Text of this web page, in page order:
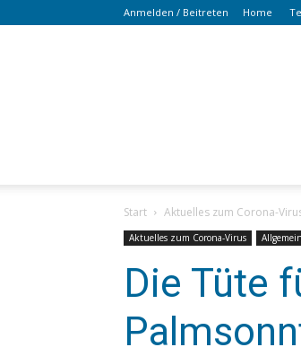
Anmelden / Beitreten Home
Start Aktuelles zum Corona-
Aktuelles zum Corona-Virus Allgemein
Die Tüte